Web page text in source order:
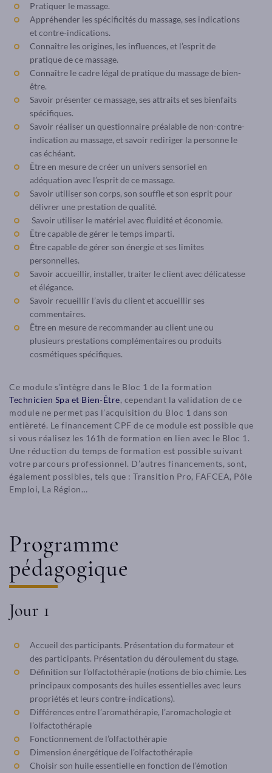
Pratiquer le massage.
Appréhender les spécificités du massage, ses indications
et contre-indications.
Connaître les origines, les influences, et l’esprit de
pratique de ce massage.
Connaître le cadre légal de pratique du massage de bien-
être.
Savoir présenter ce massage, ses attraits et ses bienfaits
spécifiques.
Savoir réaliser un questionnaire préalable de non-contre-
indication au massage, et savoir rediriger la personne le
cas échéant.
Être en mesure de créer un univers sensoriel en
adéquation avec l’esprit de ce massage.
Savoir utiliser son corps, son souffle et son esprit pour
délivrer une prestation de qualité.
Savoir utiliser le matériel avec fluidité et économie.
Être capable de gérer le temps imparti.
Être capable de gérer son énergie et ses limites
personnelles.
Savoir accueillir, installer, traiter le client avec délicatesse
et élégance.
Savoir recueillir l’avis du client et accueillir ses
commentaires.
Être en mesure de recommander au client une ou
plusieurs prestations complémentaires ou produits
cosmétiques spécifiques.
Ce module s’intègre dans le Bloc 1 de la formation
Technicien Spa et Bien-Être, cependant la validation de ce
module ne permet pas l’acquisition du Bloc 1 dans son
entièreté. Le financement CPF de ce module est possible que
si vous réalisez les 161h de formation en lien avec le Bloc 1.
Une réduction du temps de formation est possible suivant
votre parcours professionnel. D’autres financements, sont,
également possibles, tels que : Transition Pro, FAFCEA, Pôle
Emploi, La Région…
Programme
pédagogique
Jour 1
Accueil des participants. Présentation du formateur et
des participants. Présentation du déroulement du stage.
Définition sur l’olfactothérapie (notions de bio chimie. Les
principaux composants des huiles essentielles avec leurs
propriétés et leurs contre-indications).
Différences entre l’aromathérapie, l’aromachologie et
l’olfactothérapie
Fonctionnement de l’olfactothérapie
Dimension énergétique de l’olfactothérapie
Choisir son huile essentielle en fonction de l’émotion